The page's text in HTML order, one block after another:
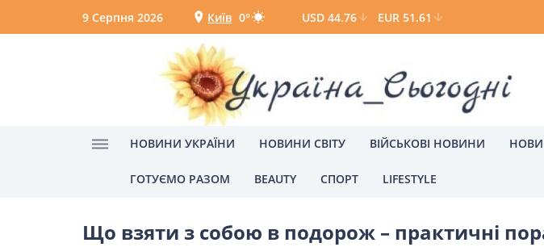
9 Серпня 2026 Київ 0°
Київ
USD 44.76 EUR 51.61
НОВИНИ УКРАЇНИ НОВИНИ СВІТУ ВІЙСЬКОВІ НОВИНИ
ГОТУЄМО РАЗОМ BEAUTY СПОРТ LIFESTYLE
Головні новини Політика
Що взяти з собою в подорож – практичні